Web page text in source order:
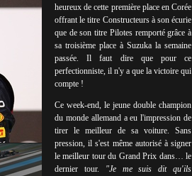
heureux de cette première place en Corée
offrant le titre Constructeurs à son écurie
que de son titre Pilotes remporté grâce à
sa troisième place à Suzuka la semaine
passée. Il faut dire que pour ce
perfectionniste, il n'y a que la victoire qui
compte !
Ce week-end, le jeune double champion
du monde allemand a eu l'impression de
tirer le meilleur de sa voiture. Sans
pression, il s'est même autorisé à signer
le meilleur tour du Grand Prix dans… le
dernier tour. "Je me suis dit qu'ils